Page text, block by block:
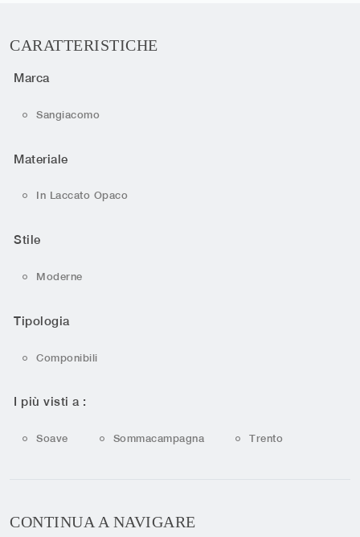
CARATTERISTICHE
Marca
Sangiacomo
Materiale
In Laccato Opaco
Stile
Moderne
Tipologia
Componibili
I più visti a :
Soave Sommacampagna Trento
CONTINUA A NAVIGARE